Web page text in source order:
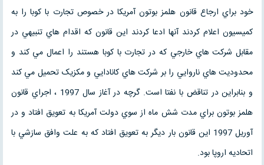
خود براي ارجاع قانون هلمز بوتون آمريکا در خصوص تجارت با کوبا را به
کميسيون اعلام کردند آنها ادعا کردند اين قانون که اقدام هاي تنبيهي در
مقابل شرکت هاي خارجي که در تجارت با کوبا هستند را اعمال مي کند و
محدوديت هاي ناروايي را بر شرکت هاي کانادايي و مکزيک تحميل مي کند
و بنابراين در تناقض با نفتا است. گرچه در آغاز سال 1997 ، اجراي قانون
هلمز بوتون براي مدت شش ماه از سوي دولت آمريکا به تعويق افتاد و در
آوريل 1997 اين قانون بار ديگر به تعويق افتاد که به علت وافق سازشي با
اتحاديه اروپا بود.